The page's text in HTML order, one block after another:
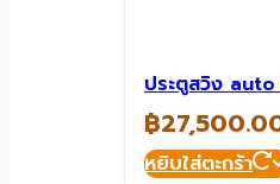
ประตูสวิง
฿
หยิบใส่ตะกร้า